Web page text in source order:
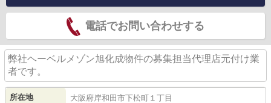
電話でお問い合わせする
弊社ヘーベルメゾン旭化成物件の募集担当代理店元付け業
者です。
所在地 大阪府岸和田市下松町 １丁目